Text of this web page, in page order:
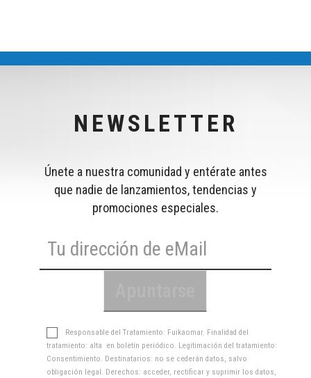
NEWSLETTER
Únete a nuestra comunidad y entérate antes
que nadie de lanzamientos, tendencias y
promociones especiales.
Responsable del Tratamiento: Fuikaomar. Finalidad del
tratamiento: alta en boletín periódico. Legitimación del tratamiento:
Consentimiento. Destinatarios: no se cederán datos, salvo
obligación legal. Derechos: acceder, rectificar y suprimir los datos,